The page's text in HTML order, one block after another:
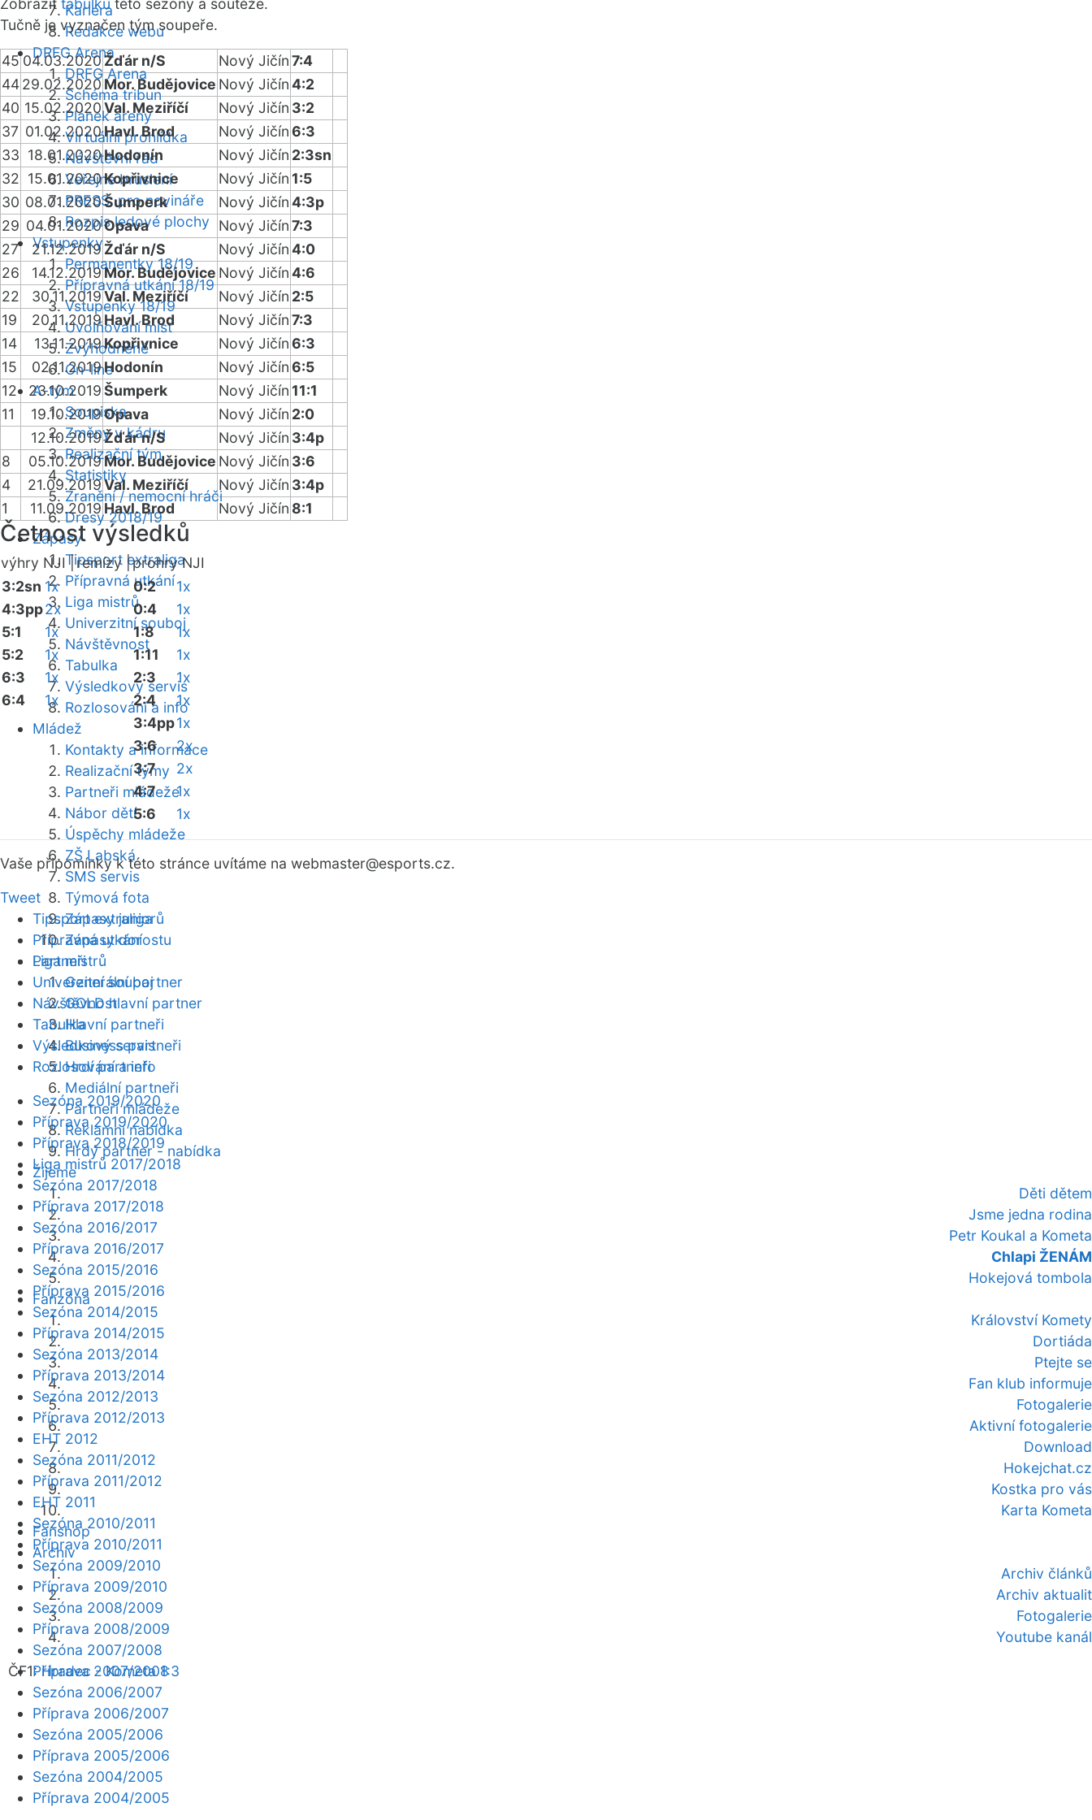
Kariéra
Redakce webu
DRFG Arena
DRFG Arena
Schéma tribun
Plánek areny
Virtuální prohlídka
Návštěvní řád
Veřejné bruslení
PRESS: pro novináře
Rozpis ledové plochy
Vstupenky
Permanentky 18/19
Přípravná utkání 18/19
Vstupenky 18/19
Uvolňování míst
Zvýhodněné
On-line
A-tým
Soupiska
Změny v kádru
Realizační tým
Statistiky
Zranění / nemocní hráči
Dresy 2018/19
Zápasy
Tipsport extraliga
Přípravná utkání
Liga mistrů
Univerzitní souboj
Návštěvnost
Tabulka
Výsledkový servis
Rozlosování a info
Mládež
Kontakty a informace
Realizační týmy
Partneři mládeže
Nábor dětí
Úspěchy mládeže
ZŠ Labská
SMS servis
Týmová fota
Zápasy juniorů
Zápasy dorostu
Partneři
Generální partner
GOLD hlavní partner
Hlavní partneři
Business partneři
Hrdí partneři
Mediální partneři
Partneři mládeže
Reklamní nabídka
Hrdý partner - nabídka
Žijeme
Děti dětem
Jsme jedna rodina
Petr Koukal a Kometa
Chlapi ŽENÁM
Hokejová tombola
Fanzóna
Království Komety
Dortiáda
Ptejte se
Fan klub informuje
Fotogalerie
Aktivní fotogalerie
Download
Hokejchat.cz
Kostka pro vás
Karta Kometa
Fanshop
Archiv
Archiv článků
Archiv aktualit
Fotogalerie
Youtube kanál
ČF1:Hradec - Kometa 1:3
Zobrazit tabulku této sezóny a soutěže.
Tučně je vyznačen tým soupeře.
45 04.03.2020Žďár n/S Nový Jičín7:4
4429.02.2020 Mor. Budějovice Nový Jičín4:2
40 15.02.2020Val. Meziříčí Nový Jičín 3:2
37 01.02.2020Havl. Brod Nový Jičín6:3
33 18.01.2020Hodonín Nový Jičín 2:3sn
32 15.01.2020Kopřivnice Nový Jičín 1:5
30 08.01.2020Šumperk Nový Jičín4:3p
29 04.01.2020Opava Nový Jičín7:3
27
21.12.2019Žďár n/S Nový Jičín4:0
26
14.12.2019Mor. Budějovice Nový Jičín4:6
22
30.11.2019Val. Meziříčí Nový Jičín 2:5
19
20.11.2019Havl. Brod Nový Jičín7:3
14
13.11.2019Kopřivnice Nový Jičín6:3
15
02.11.2019Hodonín Nový Jičín6:5
12
23.10.2019Šumperk Nový Jičín 11:1
11
19.10.2019Opava Nový Jičín 2:0
12.10.2019Žďár n/S Nový Jičín 3:4p
8
05.10.2019Mor. Budějovice Nový Jičín 3:6
4
21.09.2019Val. Meziříčí Nový Jičín 3:4p
1
11.09.2019 Havl. Brod Nový Jičín 8:1
Četnost výsledků
výhry NJI | remízy |prohry NJI
3:2sn 1x
4:3pp2x
5:1
1x
5:2
1x
6:3
1x
6:4
1x
0:2
1x
0:4
1x
1:8
1x
1:11
1x
2:3
1x
2:4
1x
3:4pp1x
3:6
2x
3:7
2x
4:7
1x
5:6
1x
Vaše připomínky k této stránce uvítáme na webmaster@esports.cz.
Tweet
Tipsport extraliga
Přípravná utkání
Liga mistrů
Univerzitní souboj
Návštěvnost
Tabulka
Výsledkový servis
Rozlosování a info
Sezóna 2019/2020
Příprava 2019/2020
Příprava 2018/2019
Liga mistrů 2017/2018
Sezóna 2017/2018
Příprava 2017/2018
Sezóna 2016/2017
Příprava 2016/2017
Sezóna 2015/2016
Příprava 2015/2016
Sezóna 2014/2015
Příprava 2014/2015
Sezóna 2013/2014
Příprava 2013/2014
Sezóna 2012/2013
Příprava 2012/2013
EHT 2012
Sezóna 2011/2012
Příprava 2011/2012
EHT 2011
Sezóna 2010/2011
Příprava 2010/2011
Sezóna 2009/2010
Příprava 2009/2010
Sezóna 2008/2009
Příprava 2008/2009
Sezóna 2007/2008
Příprava 2007/2008
Sezóna 2006/2007
Příprava 2006/2007
Sezóna 2005/2006
Příprava 2005/2006
Sezóna 2004/2005
Příprava 2004/2005